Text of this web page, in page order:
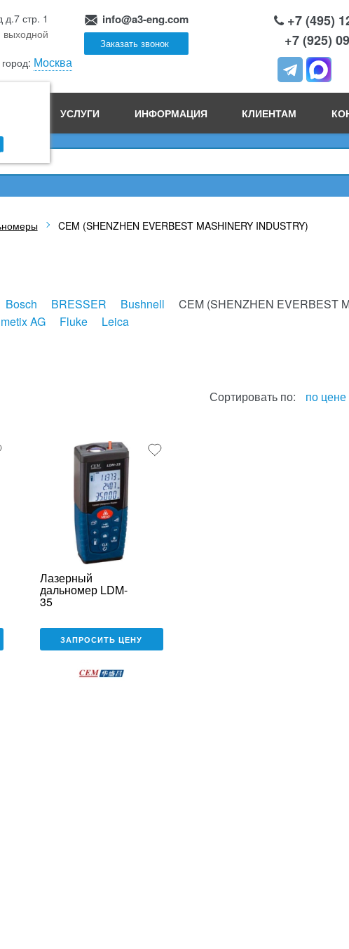
д.7 стр. 1
Москва
info@a3-eng.com
Заказать звонок
+7 (495)
+7 (925)
УСЛУГИ ИНФОРМАЦИЯ КЛИЕНТАМ
CEM (SHENZHEN EVERBEST MASHINERY INDUSTRY)
Bosch BRESSER Bushnell
CEM (SHENZHEN EVERBEST
AG Fluke Leica
Сортировать по: по цене
Лазерный
дальномер LDM-
35
ЗАПРОСИТЬ ЦЕНУ